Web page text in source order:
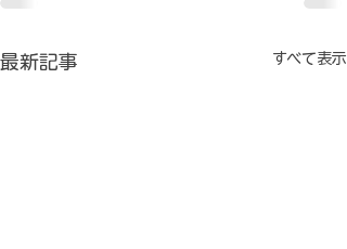
最新記事 すべて表示